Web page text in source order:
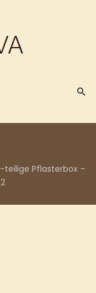
teilige Pflasterbox –